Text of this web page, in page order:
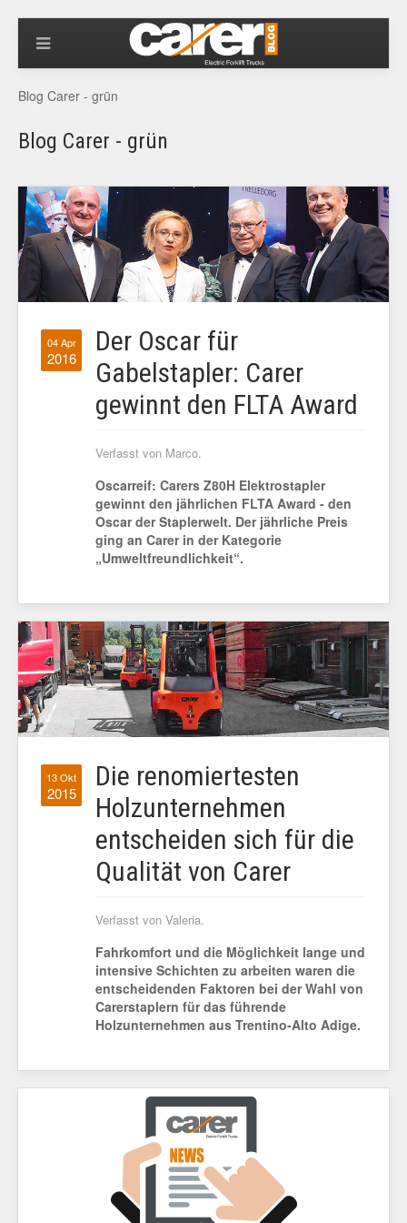
Blog Carer - grün
Blog Carer - grün
04 Apr
2016
Der Oscar für
Gabelstapler: Carer
gewinnt den FLTA Award
Verfasst von Marco.
Oscarreif: Carers Z80H Elektrostapler
gewinnt den jährlichen FLTA Award - den
Oscar der Staplerwelt. Der jährliche Preis
ging an Carer in der Kategorie
„Umweltfreundlichkeit“.
13 Okt
2015
Die renomiertesten
Holzunternehmen
entscheiden sich für die
Qualität von Carer
Verfasst von Valeria.
Fahrkomfort und die Möglichkeit lange und
intensive Schichten zu arbeiten waren die
entscheidenden Faktoren bei der Wahl von
Carerstaplern für das führende
Holzunternehmen aus Trentino-Alto Adige.